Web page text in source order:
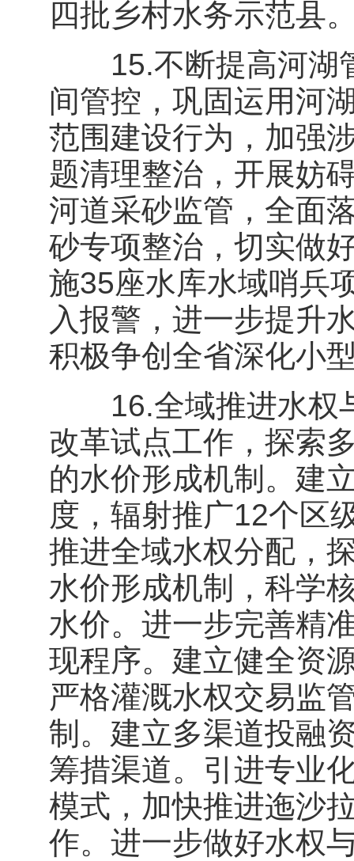
四批乡村水务示范县
15.不断提高河湖
间管控，巩固运用河
范围建设行为，加强
题清理整治，开展妨
河道采砂监管，全面
砂专项整治，切实做
施35座水库水域哨兵
入报警，进一步提升
积极争创全省深化小
16.全域推进水权
改革试点工作，探索
的水价形成机制。建
度，辐射推广12个区
推进全域水权分配，
水价形成机制，科学
水价。进一步完善精
现程序。建立健全资
严格灌溉水权交易监
制。建立多渠道投融
筹措渠道。引进专业
模式，加快推进迤沙
作。进一步做好水权